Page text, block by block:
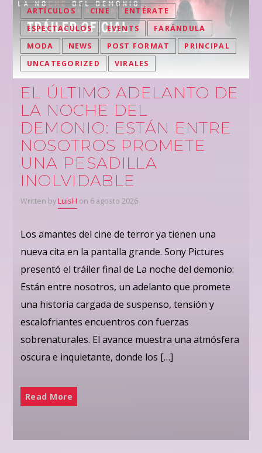
ARTÍCULOS CINE
ENTÉRATE
ESPECTACULOS
EVENTS
FARÁNDULA
MODA
NEWS POST FORMAT
PRINCIPAL
UNCATEGORIZED
VIRALES
EL ÚLTIMO ADELANTO DE
LA NOCHE DEL
DEMONIO: ESTÁN ENTRE
NOSOTROS PROMETE
UNA PESADILLA
INOLVIDABLE
Written by LuisH on 6 agosto 2026
Los amantes del cine de terror ya tienen una
nueva cita en la pantalla grande. Sony Pictures
presentó el tráiler final de La noche del demonio:
Están entre nosotros, un adelanto que promete
una historia cargada de suspenso, tensión y
escalofriantes encuentros con fuerzas
sobrenaturales. El avance muestra una atmósfera
oscura e inquietante, donde los […]
Read More